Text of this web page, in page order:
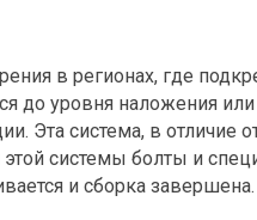
в регионах, где
до уровня наложения
Эта система, в отличие
системы болты и
и сборка завершена.